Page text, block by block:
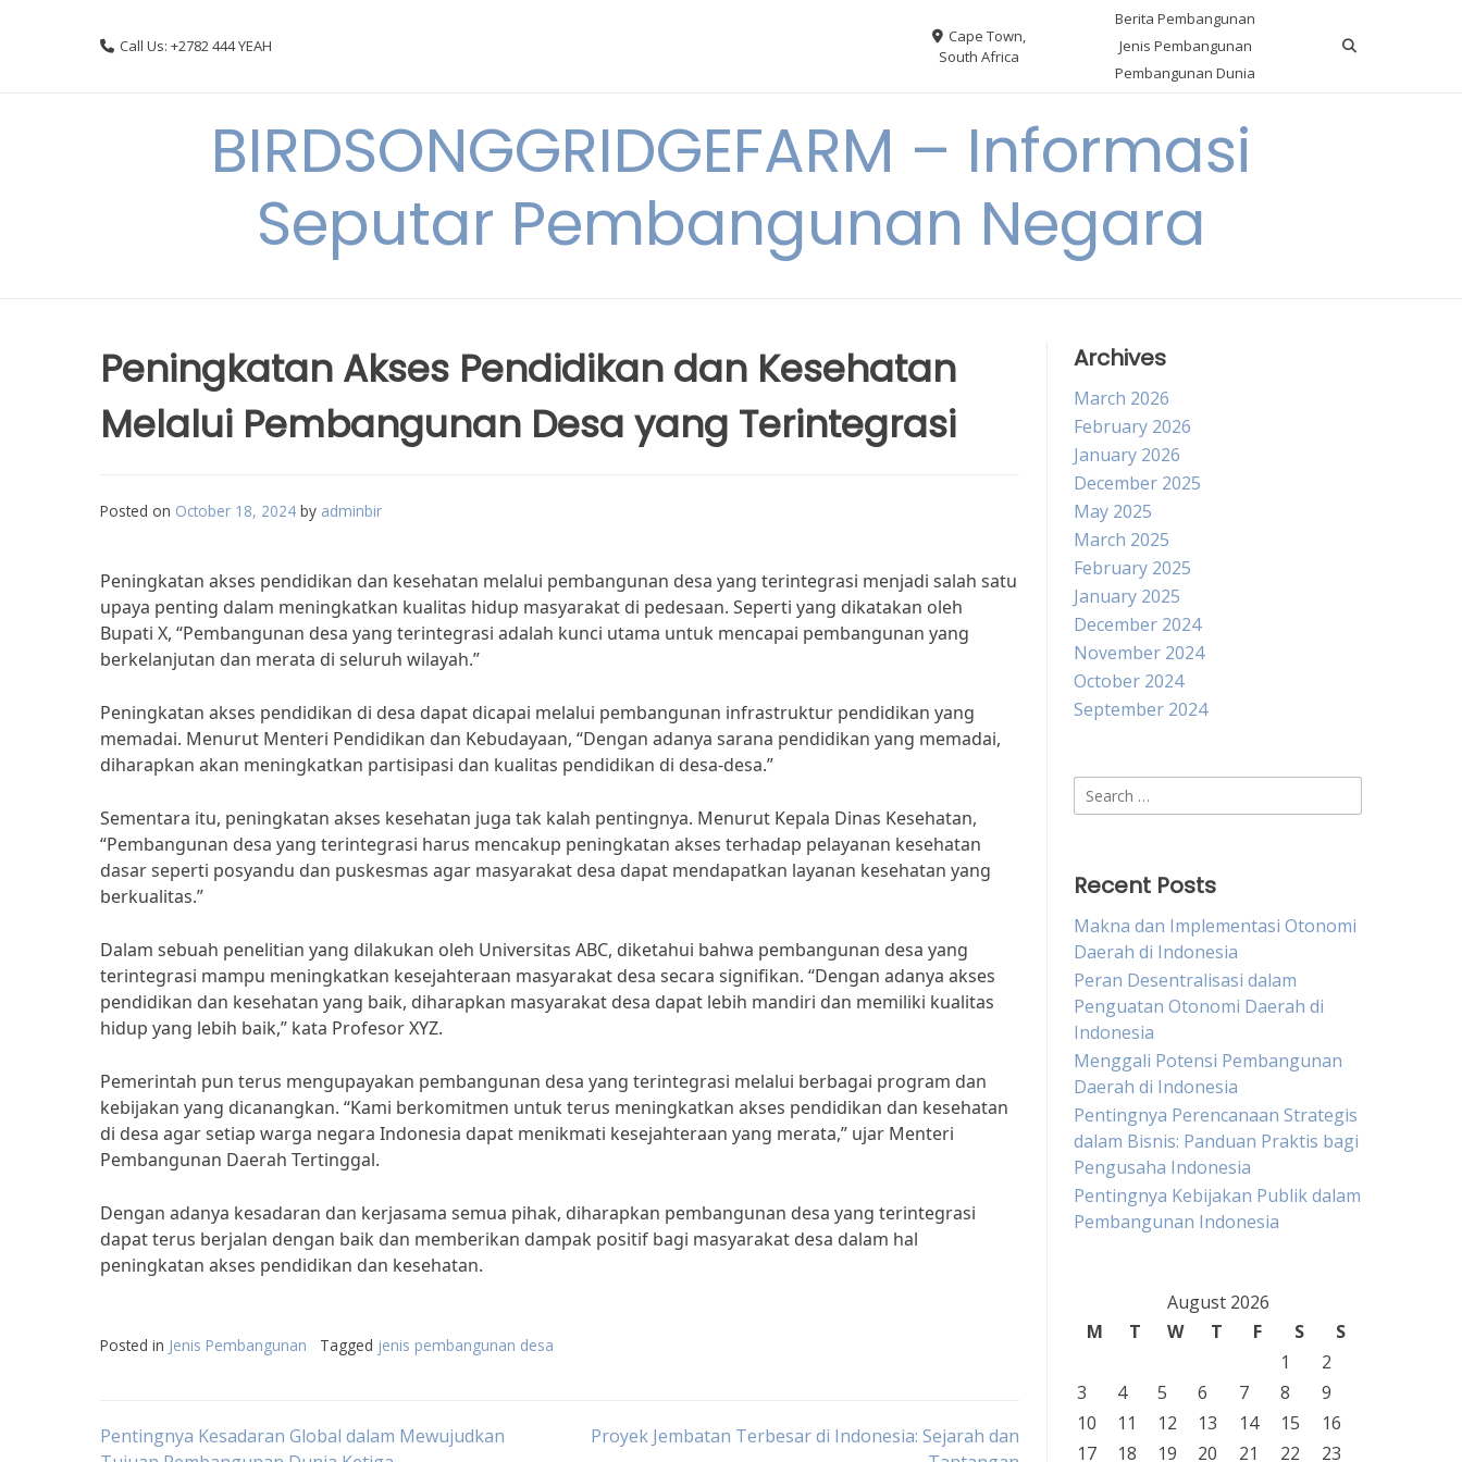
Call Us: +2782 444 YEAH
Cape Town,
South Africa
Berita Pembangunan
Jenis Pembangunan
Pembangunan Dunia
BIRDSONGGRIDGEFARM – Informasi
Seputar Pembangunan Negara
Peningkatan Akses Pendidikan dan Kesehatan
Melalui Pembangunan Desa yang Terintegrasi
Posted on October 18, 2024 by adminbir
Peningkatan akses pendidikan dan kesehatan melalui pembangunan desa yang terintegrasi menjadi salah satu
upaya penting dalam meningkatkan kualitas hidup masyarakat di pedesaan. Seperti yang dikatakan oleh
Bupati X, “Pembangunan desa yang terintegrasi adalah kunci utama untuk mencapai pembangunan yang
berkelanjutan dan merata di seluruh wilayah.”
Peningkatan akses pendidikan di desa dapat dicapai melalui pembangunan infrastruktur pendidikan yang
memadai. Menurut Menteri Pendidikan dan Kebudayaan, “Dengan adanya sarana pendidikan yang memadai,
diharapkan akan meningkatkan partisipasi dan kualitas pendidikan di desa-desa.”
Sementara itu, peningkatan akses kesehatan juga tak kalah pentingnya. Menurut Kepala Dinas Kesehatan,
“Pembangunan desa yang terintegrasi harus mencakup peningkatan akses terhadap pelayanan kesehatan
dasar seperti posyandu dan puskesmas agar masyarakat desa dapat mendapatkan layanan kesehatan yang
berkualitas.”
Dalam sebuah penelitian yang dilakukan oleh Universitas ABC, diketahui bahwa pembangunan desa yang
terintegrasi mampu meningkatkan kesejahteraan masyarakat desa secara signifikan. “Dengan adanya akses
pendidikan dan kesehatan yang baik, diharapkan masyarakat desa dapat lebih mandiri dan memiliki kualitas
hidup yang lebih baik,” kata Profesor XYZ.
Pemerintah pun terus mengupayakan pembangunan desa yang terintegrasi melalui berbagai program dan
kebijakan yang dicanangkan. “Kami berkomitmen untuk terus meningkatkan akses pendidikan dan kesehatan
di desa agar setiap warga negara Indonesia dapat menikmati kesejahteraan yang merata,” ujar Menteri
Pembangunan Daerah Tertinggal.
Dengan adanya kesadaran dan kerjasama semua pihak, diharapkan pembangunan desa yang terintegrasi
dapat terus berjalan dengan baik dan memberikan dampak positif bagi masyarakat desa dalam hal
peningkatan akses pendidikan dan kesehatan.
Posted in Jenis Pembangunan Tagged jenis pembangunan desa
Post
Pentingnya Kesadaran Global dalam Mewujudkan
Proyek Jembatan Terbesar di Indonesia: Sejarah dan
Archives
March 2026
February 2026
January 2026
December 2025
May 2025
March 2025
February 2025
January 2025
December 2024
November 2024
October 2024
September 2024
Search
for:
Recent Posts
Makna dan Implementasi Otonomi
Daerah di Indonesia
Peran Desentralisasi dalam
Penguatan Otonomi Daerah di
Indonesia
Menggali Potensi Pembangunan
Daerah di Indonesia
Pentingnya Perencanaan Strategis
dalam Bisnis: Panduan Praktis bagi
Pengusaha Indonesia
Pentingnya Kebijakan Publik dalam
Pembangunan Indonesia
August 2026
M
T W T F S
S
1
2
3
4 5 6 7 8
9
10
11 12 13 14 15
16
17
18 19 20 21 22 23